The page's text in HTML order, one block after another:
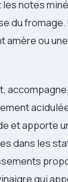
les notes
du fromage.
amère ou
et apporte
dans les
qui